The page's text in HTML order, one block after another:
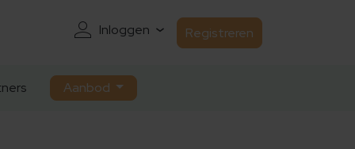
Inloggen Registreren
Aanbod